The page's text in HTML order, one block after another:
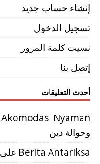
إنشاء حساب جديد
تسجيل الدخول
نسيت كلمة المرور
إتصل بنا
أحدث التعليقات
Akomodasi Nyaman
وحوالة دين
Berita Antariksa على